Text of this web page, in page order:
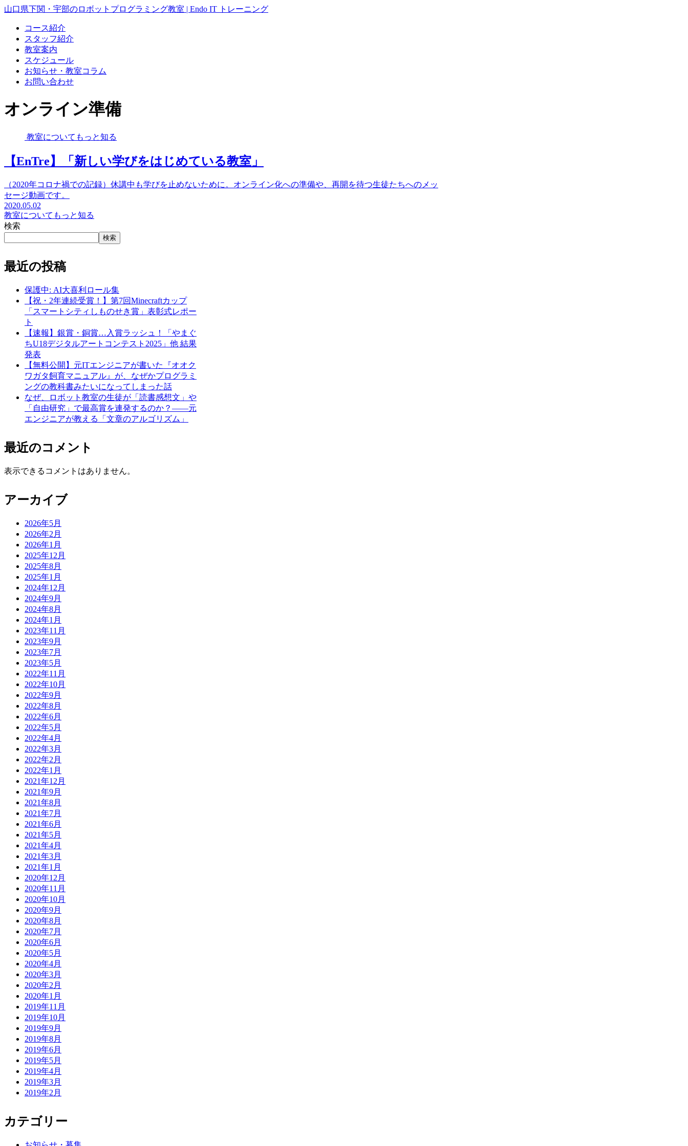
山口県下関・宇部のロボットプログラミング教室 | Endo IT トレーニング
コース紹介
スタッフ紹介
教室案内
スケジュール
お知らせ・教室コラム
お問い合わせ
オンライン準備
教室についてもっと知る
【EnTre】「新しい学びをはじめている教室」
（2020年コロナ禍での記録）休講中も学びを止めないために。オンライン化への準備や、再開を待つ生徒たちへのメッ
セージ動画です。
2020.05.02
教室についてもっと知る
検索
検索
最近の投稿
保護中: AI大喜利ロール集
【祝・2年連続受賞！】第7回Minecraftカップ
「スマートシティしものせき賞」表彰式レポー
ト
【速報】銀賞・銅賞…入賞ラッシュ！「やまぐ
ちU18デジタルアートコンテスト2025」他 結果
発表
【無料公開】元ITエンジニアが書いた『オオク
ワガタ飼育マニュアル』が、なぜかプログラミ
ングの教科書みたいになってしまった話
なぜ、ロボット教室の生徒が「読書感想文」や
「自由研究」で最高賞を連発するのか？——元
エンジニアが教える「文章のアルゴリズム」
最近のコメント
表示できるコメントはありません。
アーカイブ
2026年5月
2026年2月
2026年1月
2025年12月
2025年8月
2025年1月
2024年12月
2024年9月
2024年8月
2024年1月
2023年11月
2023年9月
2023年7月
2023年5月
2022年11月
2022年10月
2022年9月
2022年8月
2022年6月
2022年5月
2022年4月
2022年3月
2022年2月
2022年1月
2021年12月
2021年9月
2021年8月
2021年7月
2021年6月
2021年5月
2021年4月
2021年3月
2021年1月
2020年12月
2020年11月
2020年10月
2020年9月
2020年8月
2020年7月
2020年6月
2020年5月
2020年4月
2020年3月
2020年2月
2020年1月
2019年11月
2019年10月
2019年9月
2019年8月
2019年6月
2019年5月
2019年4月
2019年3月
2019年2月
カテゴリー